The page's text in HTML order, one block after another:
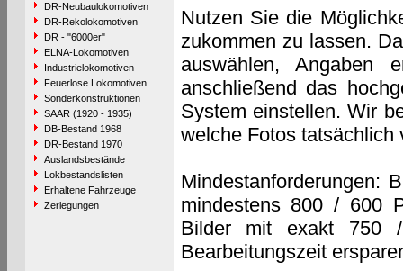
DR-Neubaulokomotiven
DR-Rekolokomotiven
DR - "6000er"
ELNA-Lokomotiven
Industrielokomotiven
Feuerlose Lokomotiven
Sonderkonstruktionen
SAAR (1920 - 1935)
DB-Bestand 1968
DR-Bestand 1970
Auslandsbestände
Lokbestandslisten
Erhaltene Fahrzeuge
Zerlegungen
Nutzen Sie die
zukommen zu lassen.
auswählen, Angaben
anschließend das
System einstellen. Wir
welche Fotos tatsächlich
Mindestanforderungen:
mindestens 800 / 600
Bilder mit exakt 750
Bearbeitungszeit